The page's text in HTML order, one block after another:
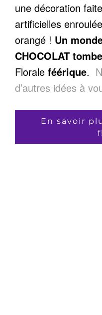
une décoration
artificielles
orangé ! Un
CHOCOLAT
Florale féérique.
d’autres idées à
En savoir